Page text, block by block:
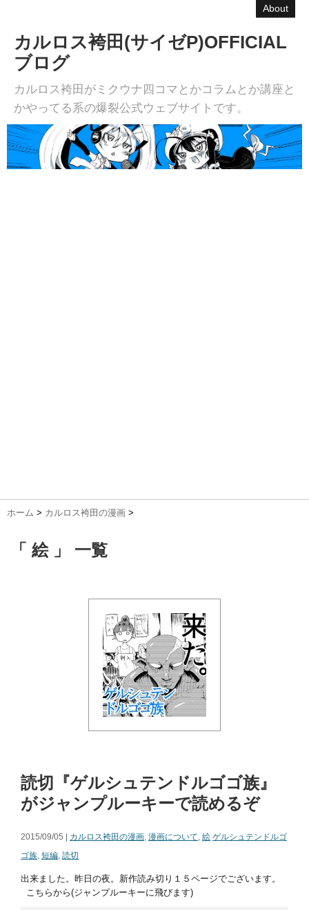
About
カルロス袴田(サイゼP)OFFICIAL
ブログ
カルロス袴田がミクウナ四コマとかコラムとか講座と
かやってる系の爆裂公式ウェブサイトです。
ホーム > カルロス袴田の漫画 >
「 絵 」 一覧
読切『ゲルシュテンドルゴゴ族』
がジャンプルーキーで読めるぞ
2015/09/05 | カルロス袴田の漫画 漫画について 絵 ゲルシュテンドルゴ
ゴ族 短編 読切
出来ました。昨日の夜。新作読み切り１５ページでございます。
こちらから(ジャンプルーキーに飛びます)